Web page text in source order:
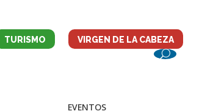
TURISMO VIRGEN DE LA CABEZA
EVENTOS